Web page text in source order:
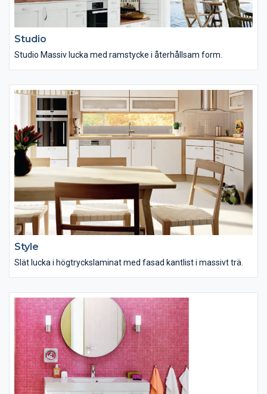
Studio
Studio Massiv lucka med ramstycke i återhållsam form.
Style
Slät lucka i högtryckslaminat med fasad kantlist i massivt trä.